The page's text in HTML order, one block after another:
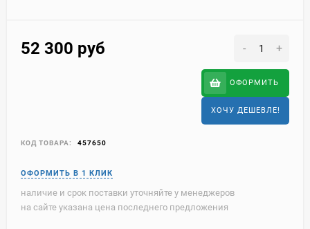
52 300 руб - +
ОФОРМИТЬ
ХОЧУ ДЕШЕВЛЕ!
КОД ТОВАРА: 457650
наличие и срок поставки уточняйте у менеджеров
на сайте указана цена последнего предложения